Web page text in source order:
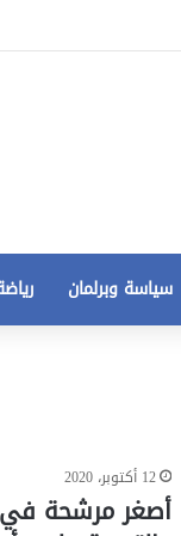
سياسة وبرلمان
12 أكتوبر، 2020
أصغر مرشحة في
جديدة في أزمة